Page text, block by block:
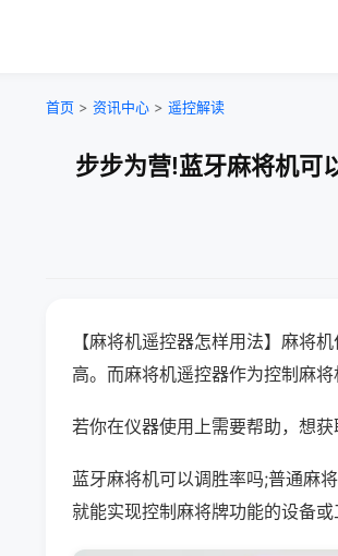
首页 > 资讯中心 > 遥控解读
步步为营!蓝牙麻将机可
【麻将机遥控器怎样用法】麻将
高。而麻将机遥控器作为控制麻
若你在仪器使用上需要帮助，想
蓝牙麻将机可以调胜率吗;普通麻
就能实现控制麻将牌功能的设备或